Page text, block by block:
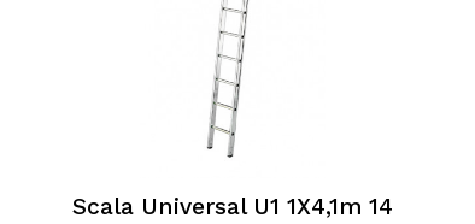
Scala Universal U1 1X4,1m 14